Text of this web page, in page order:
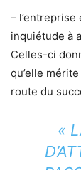
–
inquiétude à
Celles-ci
qu’elle
route du
«